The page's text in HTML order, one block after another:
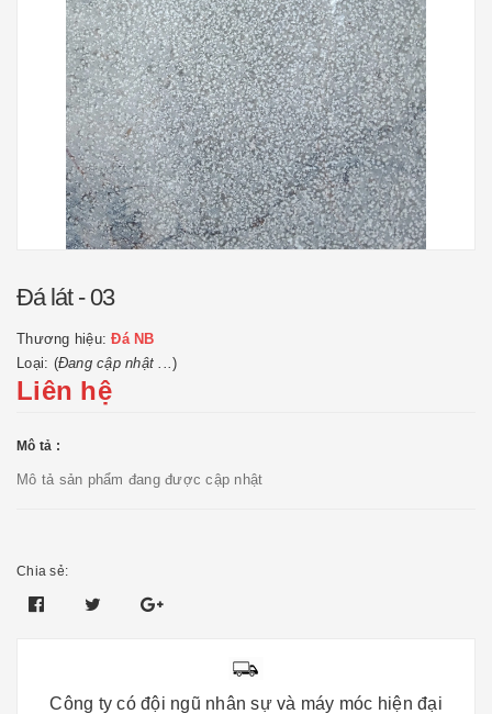
Đá lát - 03
Thương hiệu:Đá NB
Loại: (Đang cập nhật ...)
Liên hệ
Mô tả :
Mô tả sản phẩm đang được cập nhật
Chia sẻ:
Công ty có đội ngũ nhân sự và máy móc hiện đại